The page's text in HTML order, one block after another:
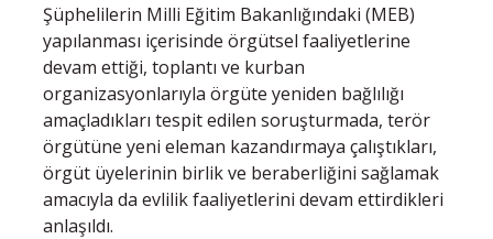
Şüphelilerin Milli Eğitim Bakanlığındaki (MEB)
yapılanması içerisinde örgütsel faaliyetlerine
devam ettiği, toplantı ve kurban
organizasyonlarıyla örgüte yeniden bağlılığı
amaçladıkları tespit edilen soruşturmada, terör
örgütüne yeni eleman kazandırmaya çalıştıkları,
örgüt üyelerinin birlik ve beraberliğini sağlamak
amacıyla da evlilik faaliyetlerini devam ettirdikleri
anlaşıldı.